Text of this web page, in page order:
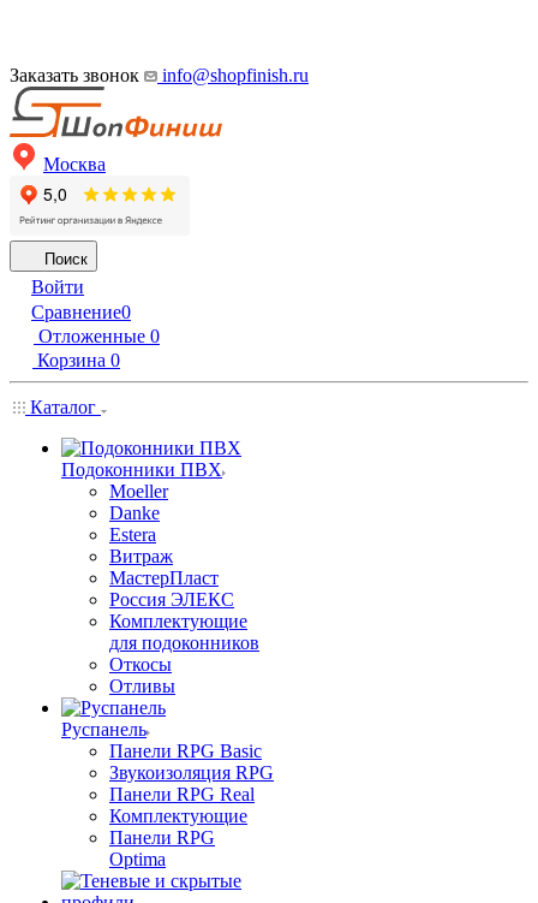
Заказать звонок info@shopfinish.ru
Москва
Поиск
Войти
Сравнение0
Отложенные 0
Корзина 0
Каталог
Подоконники ПВХ
Moeller
Danke
Estera
Витраж
МастерПласт
Россия ЭЛЕКС
Комплектующие
для подоконников
Откосы
Отливы
Руспанель
Панели RPG Basic
Звукоизоляция RPG
Панели RPG Real
Комплектующие
Панели RPG
Optima